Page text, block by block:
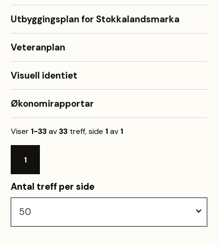
Utbyggingsplan for Stokkalandsmarka
Veteranplan
Visuell identiet
Økonomirapportar
Viser 1-33av33 treff, side 1av 1
1
Antal treff per side
50